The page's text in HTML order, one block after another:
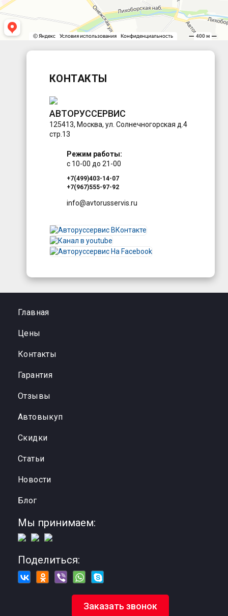
КОНТАКТЫ
АВТОРУССЕРВИС
125413, Москва, ул. Солнечногорская д.4
стр.13
Режим работы:
с 10-00 до 21-00
+7(499)403-14-07
+7(967)555-97-92
info@avtorusservis.ru
Главная
Цены
Контакты
Гарантия
Отзывы
Автовыкуп
Cкидки
Статьи
Новости
Блог
Заказать звонок
Мы принимаем:
Поделиться: